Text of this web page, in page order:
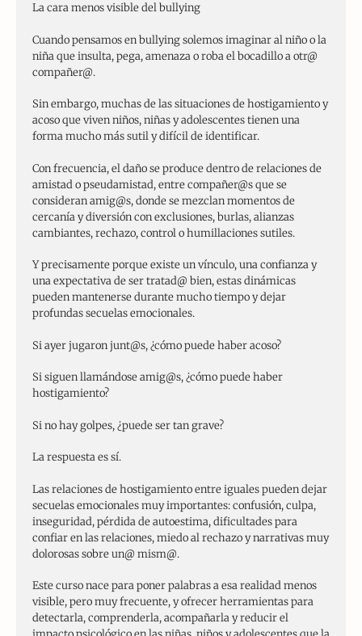
La cara menos visible del bullying
Cuando pensamos en bullying solemos imaginar al niño o la
niña que insulta, pega, amenaza o roba el bocadillo a otr@
compañer@.
Sin embargo, muchas de las situaciones de hostigamiento y
acoso que viven niños, niñas y adolescentes tienen una
forma mucho más sutil y difícil de identificar.
Con frecuencia, el daño se produce dentro de relaciones de
amistad o pseudamistad, entre compañer@s que se
consideran amig@s, donde se mezclan momentos de
cercanía y diversión con exclusiones, burlas, alianzas
cambiantes, rechazo, control o humillaciones sutiles.
Y precisamente porque existe un vínculo, una confianza y
una expectativa de ser tratad@ bien, estas dinámicas
pueden mantenerse durante mucho tiempo y dejar
profundas secuelas emocionales.
Si ayer jugaron junt@s, ¿cómo puede haber acoso?
Si siguen llamándose amig@s, ¿cómo puede haber
hostigamiento?
Si no hay golpes, ¿puede ser tan grave?
La respuesta es sí.
Las relaciones de hostigamiento entre iguales pueden dejar
secuelas emocionales muy importantes: confusión, culpa,
inseguridad, pérdida de autoestima, dificultades para
confiar en las relaciones, miedo al rechazo y narrativas muy
dolorosas sobre un@ mism@.
Este curso nace para poner palabras a esa realidad menos
visible, pero muy frecuente, y ofrecer herramientas para
detectarla, comprenderla, acompañarla y reducir el